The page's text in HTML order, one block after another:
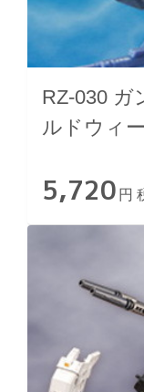
RZ-030 ガ
ルドウィ
5,720 円